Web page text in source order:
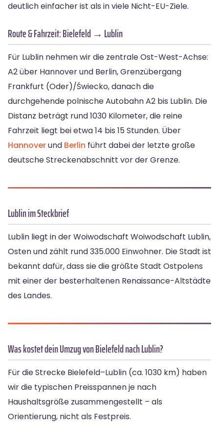
deutlich einfacher ist als in viele Nicht-EU-Ziele.
Route & Fahrzeit: Bielefeld → Lublin
Für Lublin nehmen wir die zentrale Ost-West-Achse:
A2 über Hannover und Berlin, Grenzübergang
Frankfurt (Oder)/Świecko, danach die
durchgehende polnische Autobahn A2 bis Lublin. Die
Distanz beträgt rund 1030 Kilometer, die reine
Fahrzeit liegt bei etwa 14 bis 15 Stunden. Über
Hannoverund Berlin führt dabei der letzte große
deutsche Streckenabschnitt vor der Grenze.
Lublin im Steckbrief
Lublin liegt in der Woiwodschaft Woiwodschaft Lublin,
Osten und zählt rund 335.000 Einwohner. Die Stadt ist
bekannt dafür, dass sie die größte Stadt Ostpolens
mit einer der besterhaltenen Renaissance-Altstädte
des Landes.
Was kostet dein Umzug von Bielefeld nach Lublin?
Für die Strecke Bielefeld–Lublin (ca. 1030 km) haben
wir die typischen Preisspannen je nach
Haushaltsgröße zusammengestellt – als
Orientierung, nicht als Festpreis.